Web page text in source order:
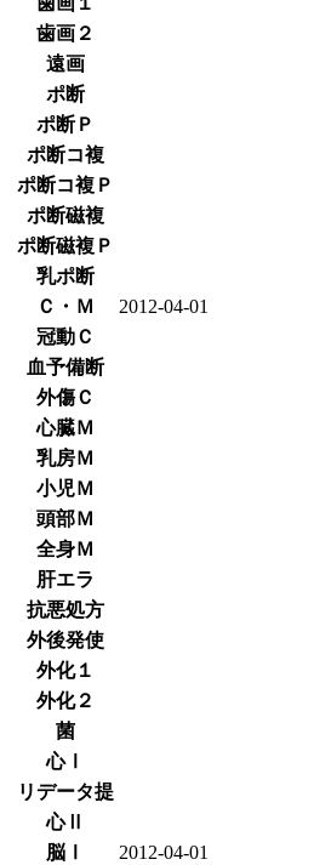
歯画２
遠画
ポ断
ポ断Ｐ
ポ断コ複
ポ断コ複Ｐ
ポ断磁複
ポ断磁複Ｐ
乳ポ断
Ｃ・Ｍ
2012-04-01
冠動Ｃ
血予備断
外傷Ｃ
心臓Ｍ
乳房Ｍ
小児Ｍ
頭部Ｍ
全身Ｍ
肝エラ
抗悪処方
外後発使
外化１
外化２
菌
心Ⅰ
リデータ提
心Ⅱ
脳Ⅰ
2012-04-01